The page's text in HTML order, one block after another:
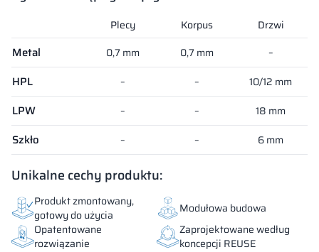
System dostępny dla płyt:
Plecy Korpus Drzwi
Metal 0,7 mm 0,7 mm –
HPL – – 10/12 mm
LPW – – 18 mm
Szkło – – 6 mm
Unikalne cechy produktu:
Produkt zmontowany,
gotowy do użycia
Modułowa budowa
Opatentowane
rozwiązanie
Zaprojektowane według
koncepcji REUSE